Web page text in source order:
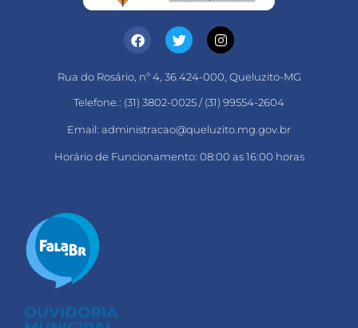
Rua do Rosário, nº 4, 36.424-000, Queluzito-MG
Telefone.: (31) 3802-0025 / (31) 99554-2604
Email: administracao@queluzito.mg.gov.br
Horário de Funcionamento: 08:00 as 16:00 horas
OUVIDORIA